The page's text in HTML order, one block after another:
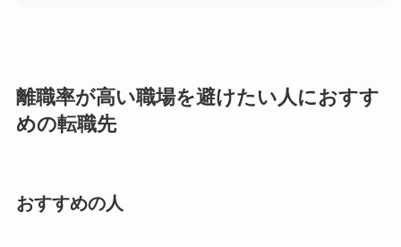
離職率が高い職場を避けたい人におすす
めの転職先
おすすめの人